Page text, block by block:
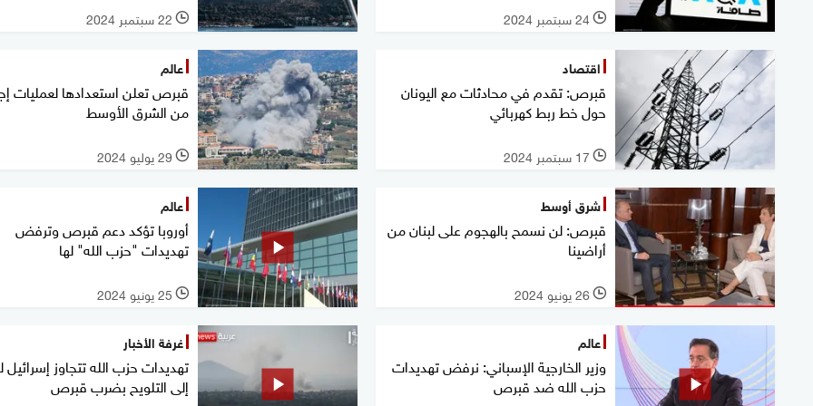
l 24 سبتمبر 2024 l 22 سبتمبر 2024
اقتصاد
قبرص: تقدم في محادثات مع اليونان
حول خط ربط كهربائي
l 17 سبتمبر 2024
عالم
قبرص تعلن استعدادها لعمليات
من الشرق الأوسط
l 29 يوليو 2024
شرق أوسط
قبرص: لن نسمح بالهجوم على لبنان من
أراضينا
l 26 يونيو 2024
عالم
أوروبا تؤكد دعم قبرص وترفض
‏تهديدات "حزب الله" لها
l 25 يونيو 2024
عالم
وزير الخارجية الإسباني: نرفض تهديدات
حزب الله ضد قبرص
غرفة الأخبار
تهديدات حزب الله تتجاوز
إلى التلويح بضرب قبرص